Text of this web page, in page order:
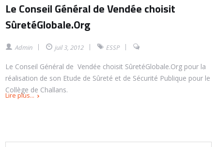
Le Conseil Général de Vendée choisit
SûretéGlobale.Org
Admin juil 3, 2012 ESSP
Le Conseil Général de Vendée choisit SûretéGlobale.Org pour la
réalisation de son Etude de Sûreté et de Sécurité Publique pour le
Collège de Challans.
Lire plus...